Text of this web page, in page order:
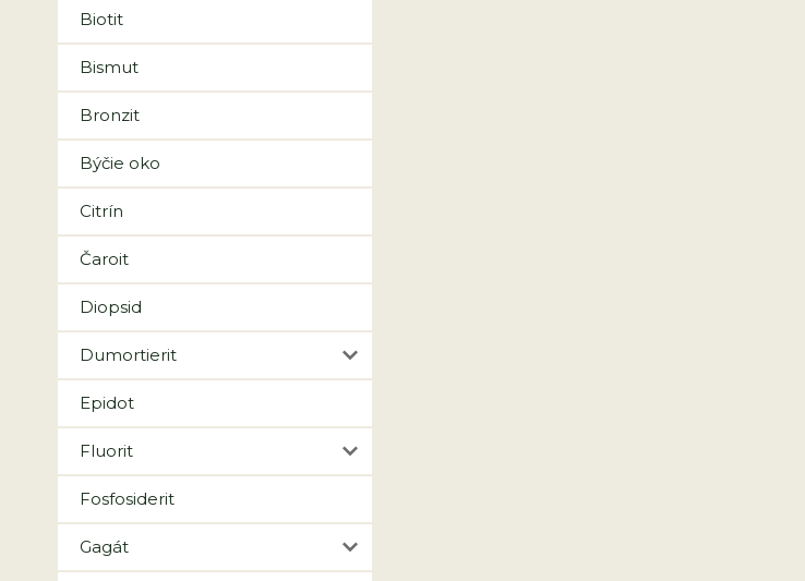
Biotit
Bismut
Bronzit
Býčie oko
Citrín
Čaroit
Diopsid
Dumortierit
Epidot
Fluorit
Fosfosiderit
Gagát